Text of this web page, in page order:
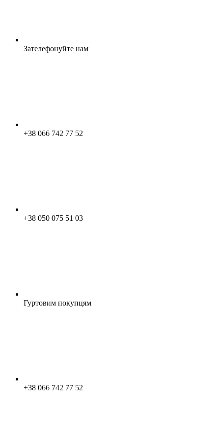
Зателефонуйте нам
+38 066 742 77 52
+38 050 075 51 03
Гуртовим покупцям
+38 066 742 77 52